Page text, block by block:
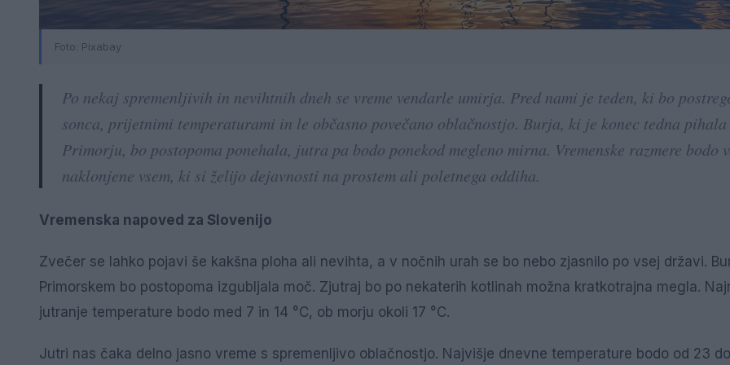
Foto: Pixabay
Po nekaj spremenljivih in nevihtnih dneh se vreme vendarle umirja. Pred nami je teden, ki bo
sonca, prijetnimi temperaturami in le občasno povečano oblačnostjo. Burja, ki je konec tedna pihala
Primorju, bo postopoma ponehala, jutra pa bodo ponekod megleno mirna. Vremenske razmere bodo
naklonjene vsem, ki si želijo dejavnosti na prostem ali poletnega oddiha.
Vremenska napoved za Slovenijo
Zvečer se lahko pojavi še kakšna ploha ali nevihta, a v nočnih urah se bo nebo zjasnilo po vsej državi.
Primorskem bo postopoma izgubljala moč. Zjutraj bo po nekaterih kotlinah možna kratkotrajna megla.
jutranje temperature bodo med 7 in 14 °C, ob morju okoli 17 °C.
Jutri nas čaka delno jasno vreme s spremenljivo oblačnostjo. Najvišje dnevne temperature bodo od 23